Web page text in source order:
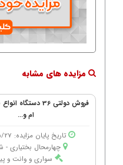
مزایده های مشابه
فروش دولتی 36
ام و...
تاریخ پایان مزایده: 1405/05/27
چهارمحال بختیاری -
سواری و وانت و